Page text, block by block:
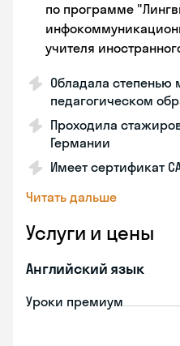
по программе
учителя
Обладала степенью
педагогическом
Проходила
Германии
Имеет сертификат
Читать дальше
Услуги и цены
Английский язык
Уроки премиум